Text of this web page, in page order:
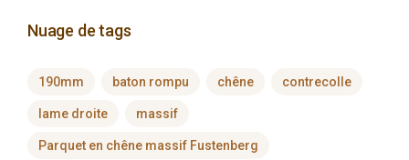
Nuage de tags
190mm baton rompu chêne contrecolle
lame droite massif
Parquet en chêne massif Fustenberg